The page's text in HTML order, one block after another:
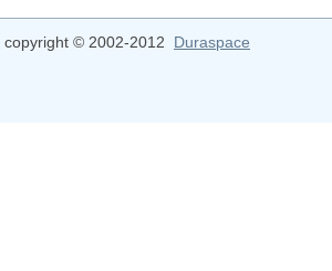
copyright © 2002-2012 Duraspace